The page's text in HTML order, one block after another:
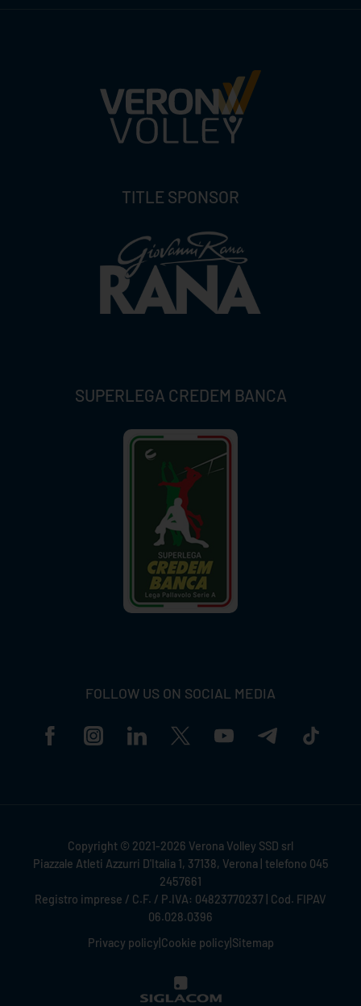
TITLE SPONSOR
SUPERLEGA CREDEM BANCA
FOLLOW US ON SOCIAL MEDIA
Copyright © 2021-2026 Verona Volley SSD srl
Piazzale Atleti Azzurri D'Italia 1, 37138, Verona | telefono 045
2457661
Registro imprese / C.F. / P.IVA: 04823770237 | Cod. FIPAV
06.028.0396
Privacy policy Cookie policy Sitemap